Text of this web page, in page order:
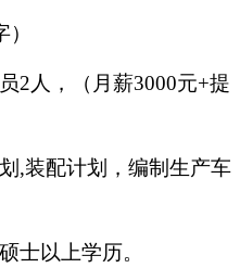
2人，（月薪3000元+提
,装配计划，编制生产车
士以上学历。